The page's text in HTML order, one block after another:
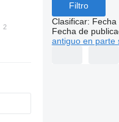
Filtro
Clasificar: Fecha
Fecha de
antiguo en parte